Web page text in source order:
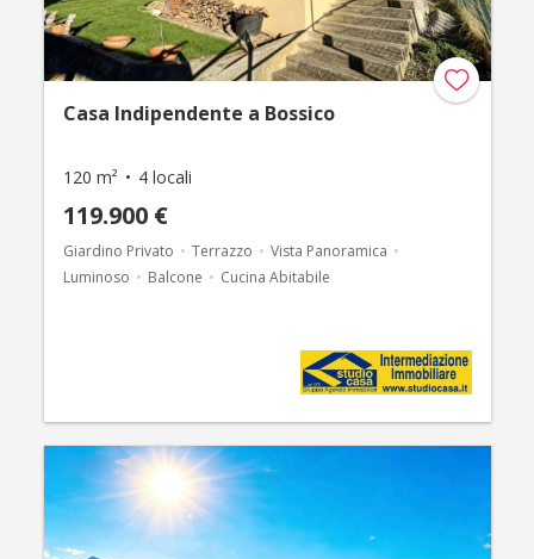
Casa Indipendente a Bossico
120 m² 4 locali
119.900 €
Giardino Privato Terrazzo
Vista Panoramica
Luminoso
Balcone Cucina Abitabile